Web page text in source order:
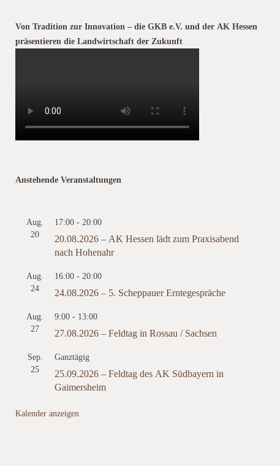
Von Tradition zur Innovation – die GKB e.V. und der AK Hessen
präsentieren die Landwirtschaft der Zukunft
Anstehende Veranstaltungen
Aug.
20
17:00 - 20:00
20.08.2026 – AK Hessen lädt zum Praxisabend
nach Hohenahr
Aug.
24
16:00 - 20:00
24.08.2026 – 5. Scheppauer Erntegespräche
Aug.
27
9:00 - 13:00
27.08.2026 – Feldtag in Rossau / Sachsen
Sep.
25
Ganztägig
25.09.2026 – Feldtag des AK Südbayern in
Gaimersheim
Kalender anzeigen